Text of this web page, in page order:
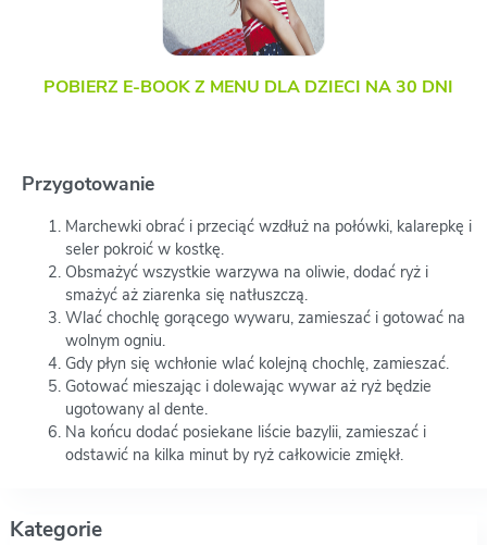
POBIERZ E-BOOK Z MENU DLA DZIECI NA 30 DNI
Przygotowanie
Marchewki obrać i przeciąć wzdłuż na połówki, kalarepkę i
seler pokroić w kostkę.
Obsmażyć wszystkie warzywa na oliwie, dodać ryż i
smażyć aż ziarenka się natłuszczą.
Wlać chochlę gorącego wywaru, zamieszać i gotować na
wolnym ogniu.
Gdy płyn się wchłonie wlać kolejną chochlę, zamieszać.
Gotować mieszając i dolewając wywar aż ryż będzie
ugotowany al dente.
Na końcu dodać posiekane liście bazylii, zamieszać i
odstawić na kilka minut by ryż całkowicie zmiękł.
Kategorie